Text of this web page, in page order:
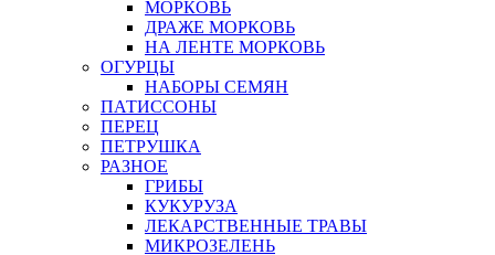
МОРКОВЬ
ДРАЖЕ МОРКОВЬ
НА ЛЕНТЕ МОРКОВЬ
ОГУРЦЫ
НАБОРЫ СЕМЯН
ПАТИССОНЫ
ПЕРЕЦ
ПЕТРУШКА
РАЗНОЕ
ГРИБЫ
КУКУРУЗА
ЛЕКАРСТВЕННЫЕ ТРАВЫ
МИКРОЗЕЛЕНЬ